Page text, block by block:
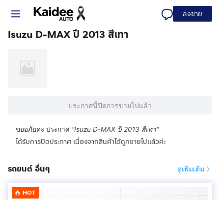
ลงขาย
Isuzu D-MAX ปี 2013 สีเทา
ประกาศนี้ปิดการขายไปแล้ว
ขออภัยค่ะ ประกาศ "Isuzu D-MAX ปี 2013 สีเทา"
ได้รับการปิดประกาศ เนื่องจากสินค้าได้ถูกขายไปแล้วค่ะ
รถยนต์ อื่นๆ ดูเพิ่มเติม
HOT